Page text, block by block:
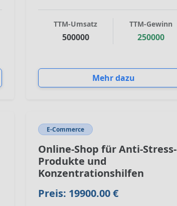
TTM-Umsatz
500000
TTM-Gewinn
250000
Mehr dazu
E-Commerce
Online-Shop für Anti-Stress-
Produkte und
Konzentrationshilfen
Preis: 19900.00 €